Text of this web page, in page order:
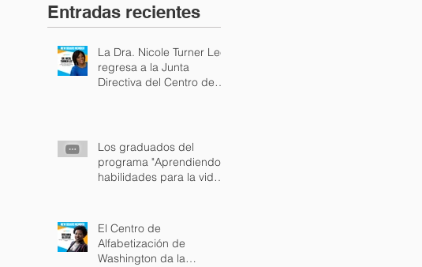
Entradas recientes
La Dra. Nicole Turner Lee
regresa a la Junta
Directiva del Centro de
Los graduados del
programa "Aprendiendo
habilidades para la vida"
El Centro de
Alfabetización de
Washington da la